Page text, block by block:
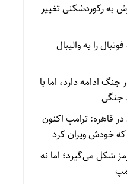
به رکوردشکنی تغییر
را به والیبال
ادامه دارد، اما با
جنگی
قاهره: ترامپ اکنون
که خودش ویران کرد
شکل می‌گیرد؛ اما نه